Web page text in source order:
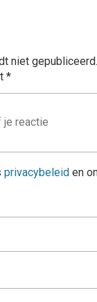
niet gepubliceerd.
*
privacybeleid en